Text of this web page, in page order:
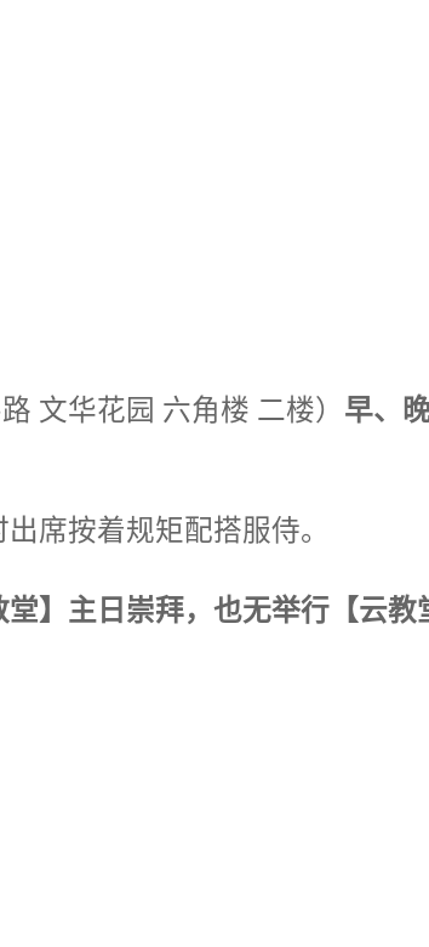
文华花园 六角楼 二楼） 早、
席按着规矩配搭服侍。
】主日崇拜，也无举行【云教